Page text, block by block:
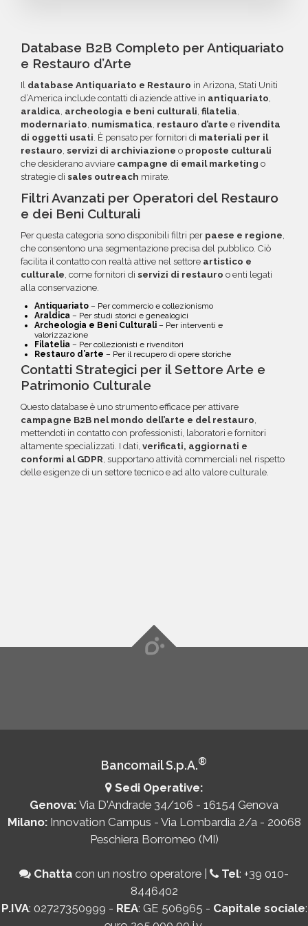
il target perfetto per la tua campagna.
entro 60 giorni dall'acquisto, potrai richiedere
come email inesistenti o DNS errati.
i circuiti protetti Banca Sella e PayPal. Inoltre,
per acquisti voluminosi, è possibile acquistare
maggiori informazioni su come sfruttare
questa opzione.
Database B2B Completo per Antiquariato
e Restauro d’Arte
Il database Antiquariato e Restauro in Arizona, Stati Uniti
d’America include contatti di aziende attive in antiquariato,
araldica, archeologia e beni culturali, filatelia,
modernariato, numismatica, restauro d’arte e rivendita
di oggetti usati. È pensato per fornitori di materiali per il
restauro, servizi di archiviazione o proposte culturali
che desiderano avviare campagne di email marketing o
strategie di sales outreach mirate.
Filtri Avanzati per Operatori del Restauro
e dei Beni Culturali
Per questa categoria sono disponibili filtri per paese e regione
che consentono una segmentazione precisa del pubblico. Ciò
facilita il contatto con realtà attive nel settore artistico e
culturale , come fornitori di servizi di restauro o enti legati
alla conservazione.
Antiquariato – Per commercio e collezionismo
Araldica – Per studi storici e genealogici
Archeologia e Beni Culturali – Per interventi e
valorizzazione
Filatelia – Per collezionisti e rivenditori
Restauro d’arte – Per il recupero di opere storiche
Contatti Strategici per il Settore Arte e
Patrimonio Culturale
Questo database è uno strumento efficace per attivare
campagne B2B nel mondo dell’arte e del restauro,
mettendoti in contatto con professionisti, laboratori e fornitori
altamente specializzati. I dati, verificati, aggiornati e
conformi al GDPR, supportano attività commerciali nel rispetto
delle esigenze di un settore tecnico e ad alto valore culturale.
Bancomail S.p.A.®
Sedi Operative:
Genova: Via D'Andrade 34/106 - 16154 Genova
Milano: Innovation Campus - Via Lombardia 2/a - 20068
Peschiera Borromeo (MI)
Chatta con un nostro operatore | Tel: +39 010-
8446402
P.IVA: 02727350999 - REA: GE 506965 - Capitale sociale: